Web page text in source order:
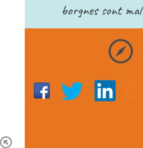
borgnes sont